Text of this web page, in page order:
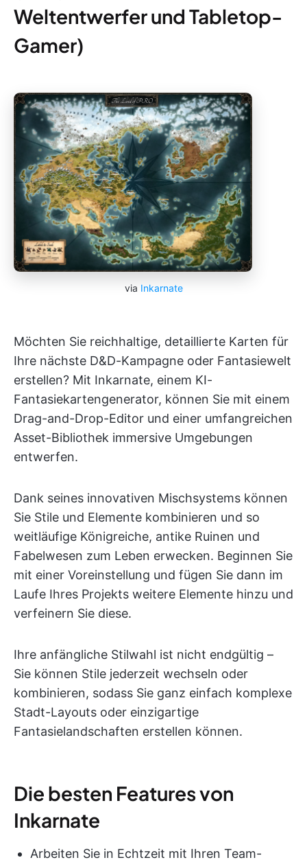
Weltentwerfer und Tabletop-
Gamer)
via Inkarnate
Möchten Sie reichhaltige, detaillierte Karten für
Ihre nächste D&D-Kampagne oder Fantasiewelt
erstellen? Mit Inkarnate, einem KI-
Fantasiekartengenerator, können Sie mit einem
Drag-and-Drop-Editor und einer umfangreichen
Asset-Bibliothek immersive Umgebungen
entwerfen.
Dank seines innovativen Mischsystems können
Sie Stile und Elemente kombinieren und so
weitläufige Königreiche, antike Ruinen und
Fabelwesen zum Leben erwecken. Beginnen Sie
mit einer Voreinstellung und fügen Sie dann im
Laufe Ihres Projekts weitere Elemente hinzu und
verfeinern Sie diese.
Ihre anfängliche Stilwahl ist nicht endgültig –
Sie können Stile jederzeit wechseln oder
kombinieren, sodass Sie ganz einfach komplexe
Stadt-Layouts oder einzigartige
Fantasielandschaften erstellen können.
Die besten Features von
Inkarnate
Arbeiten Sie in Echtzeit mit Ihren Team-